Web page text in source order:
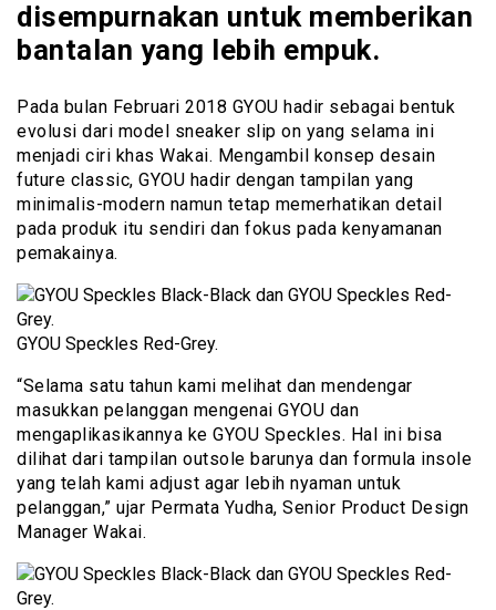
disempurnakan untuk memberikan
bantalan yang lebih empuk.
Pada bulan Februari 2018 GYOU hadir sebagai bentuk
evolusi dari model sneaker slip on yang selama ini
menjadi ciri khas Wakai. Mengambil konsep desain
future classic, GYOU hadir dengan tampilan yang
minimalis-modern namun tetap memerhatikan detail
pada produk itu sendiri dan fokus pada kenyamanan
pemakainya.
GYOU Speckles Red-Grey.
“Selama satu tahun kami melihat dan mendengar
masukkan pelanggan mengenai GYOU dan
mengaplikasikannya ke GYOU Speckles. Hal ini bisa
dilihat dari tampilan outsole barunya dan formula insole
yang telah kami adjust agar lebih nyaman untuk
pelanggan,” ujar Permata Yudha, Senior Product Design
Manager Wakai.